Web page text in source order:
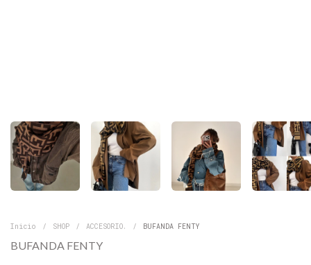
Inicio / SHOP / ACCESORIO. / BUFANDA FENTY
BUFANDA FENTY